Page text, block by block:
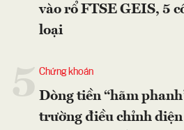
vào rổ FTSE GEIS, 5
loại
Chứng khoán
Dòng tiền “hãm
trường điều chỉnh